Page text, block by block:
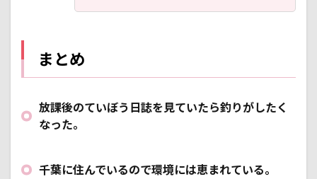
まとめ
放課後のていぼう日誌を見ていたら釣りがしたく
なった。
千葉に住んでいるので環境には恵まれている。